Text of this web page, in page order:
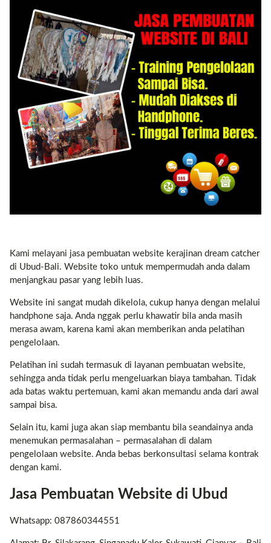
Contact
Kami melayani jasa pembuatan website kerajinan dream catcher
di Ubud-Bali. Website toko untuk mempermudah anda dalam
menjangkau pasar yang lebih luas.
Website ini sangat mudah dikelola, cukup hanya dengan melalui
handphone saja. Anda nggak perlu khawatir bila anda masih
merasa awam, karena kami akan memberikan anda pelatihan
pengelolaan.
Pelatihan ini sudah termasuk di layanan pembuatan website,
sehingga anda tidak perlu mengeluarkan biaya tambahan. Tidak
ada batas waktu pertemuan, kami akan memandu anda dari awal
sampai bisa.
Selain itu, kami juga akan siap membantu bila seandainya anda
menemukan permasalahan – permasalahan di dalam
pengelolaan website. Anda bebas berkonsultasi selama kontrak
dengan kami.
Jasa Pembuatan Website di Ubud
Whatsapp: 087860344551